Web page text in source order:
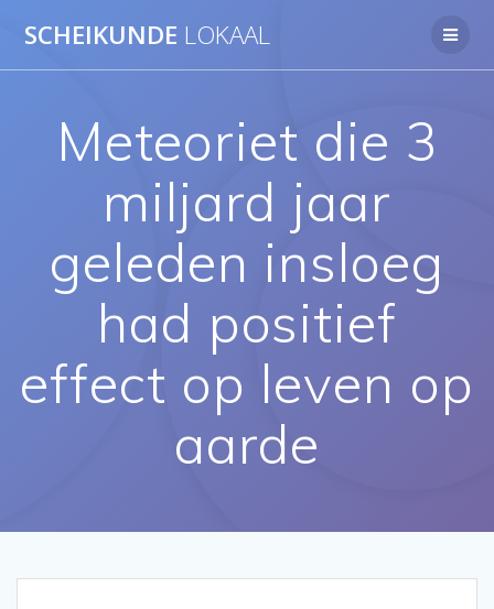
naar
SCHEIKUNDE LOKAAL
Meteoriet die 3
miljard jaar
geleden insloeg
had positief
effect op leven op
aarde